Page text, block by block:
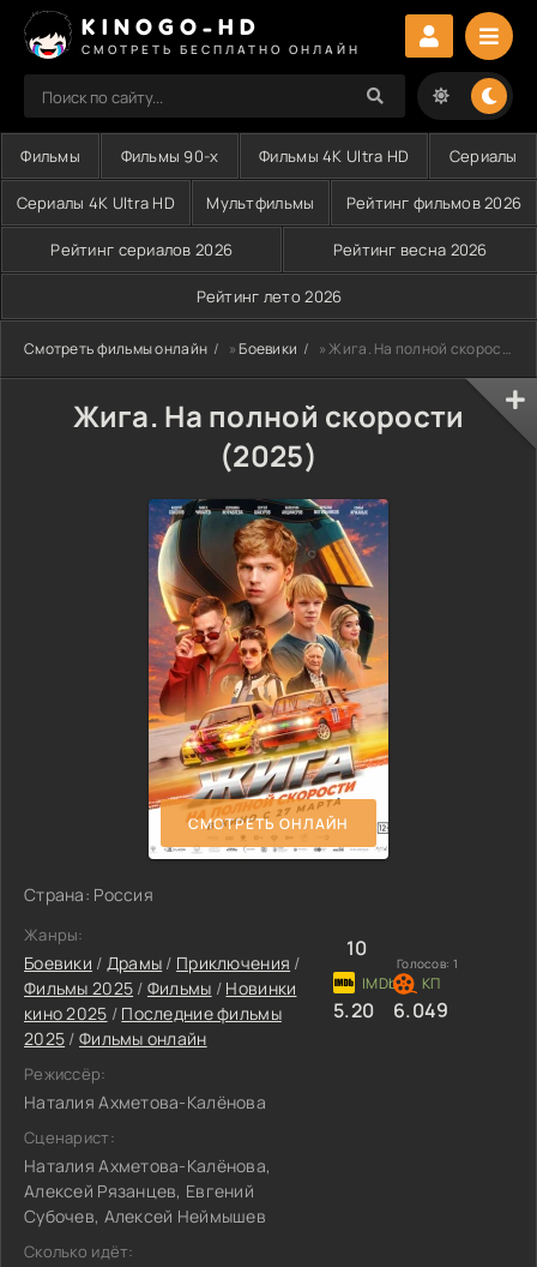
KINOGO-HD
СМОТРЕТЬ БЕСПЛАТНО ОНЛАЙН
Фильмы Фильмы 90-х Фильмы 4K Ultra HD Сериалы
Сериалы 4K Ultra HD Мультфильмы Рейтинг фильмов 2026
Рейтинг сериалов 2026 Рейтинг весна 2026
Рейтинг лето 2026
Смотреть фильмы онлайн »Боевики » Жига. На полной скорости (2025)
Жига. На полной скорости
(2025)
СМОТРЕТЬ ОНЛАЙН
Страна: Россия
Жанры:
Боевики / Драмы / Приключения /
Фильмы 2025 / Фильмы / Новинки
кино 2025 / Последние фильмы
2025 / Фильмы онлайн
Режиссёр:
Наталия Ахметова-Калёнова
Сценарист:
Наталия Ахметова-Калёнова,
Алексей Рязанцев, Евгений
Субочев, Алексей Неймышев
Сколько идёт:
10
Голосов: 1
5.20 6.049